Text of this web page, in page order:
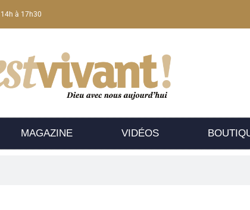
14h à 17h30
MAGAZINE VIDÉOS